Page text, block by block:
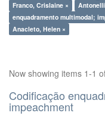
Franco, Crislaine ×
enquadramento multimodal;
Anacleto, Helen ×
Now showing items 1-1
Codificação
impeachment